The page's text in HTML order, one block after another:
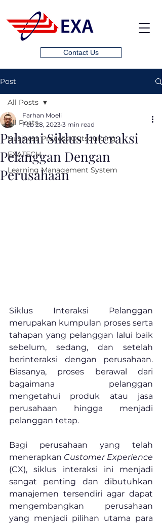
Contact Us
Post
All Posts
Business Process Outsourcing
EXATECH
Learning Management System
All Posts
Pahami Siklus Interaksi
Pelanggan Dengan
Perusahaan
Farhan Moeli
Feb 28, 2023 3 min read
Siklus Interaksi Pelanggan
merupakan kumpulan proses serta
tahapan yang pelanggan lalui baik
sebelum, sedang, dan setelah
berinteraksi dengan perusahaan.
Biasanya, proses berawal dari
bagaimana pelanggan
mengetahui produk atau jasa
perusahaan hingga menjadi
pelanggan tetap.
Bagi perusahaan yang telah
menerapkan
(CX), siklus interaksi ini menjadi
sangat penting dan dibutuhkan
manajemen tersendiri agar dapat
mengembangkan perusahaan
yang menjadi pilihan utama para